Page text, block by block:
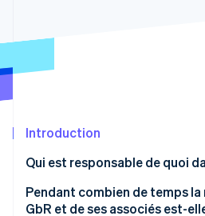
Radar
Atlas
Élimination du carbone
Vérification de l'identité
Introduction
Qui est responsable de quoi
Pendant combien de temps la
GbR et de ses associés est-